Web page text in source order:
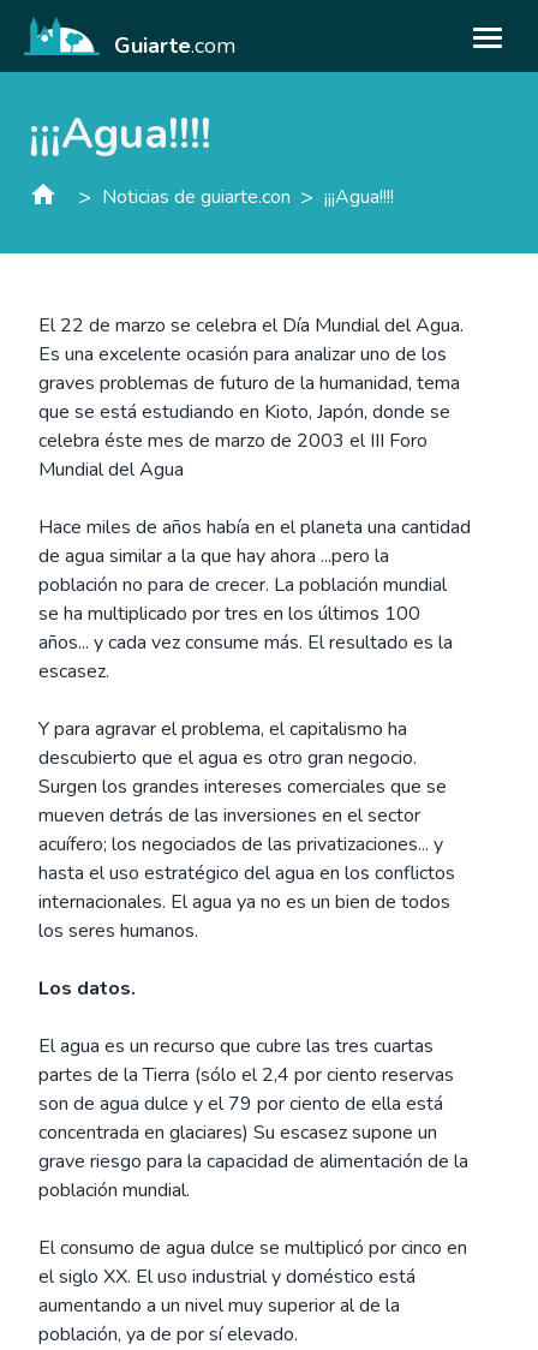
Guiarte.com
¡¡¡Agua!!!!
> Noticias de guiarte.con > ¡¡¡Agua!!!!
El 22 de marzo se celebra el Día Mundial del Agua.
Es una excelente ocasión para analizar uno de los
graves problemas de futuro de la humanidad, tema
que se está estudiando en Kioto, Japón, donde se
celebra éste mes de marzo de 2003 el III Foro
Mundial del Agua
Hace miles de años había en el planeta una cantidad
de agua similar a la que hay ahora ...pero la
población no para de crecer. La población mundial
se ha multiplicado por tres en los últimos 100
años... y cada vez consume más. El resultado es la
escasez.
Y para agravar el problema, el capitalismo ha
descubierto que el agua es otro gran negocio.
Surgen los grandes intereses comerciales que se
mueven detrás de las inversiones en el sector
acuífero; los negociados de las privatizaciones... y
hasta el uso estratégico del agua en los conflictos
internacionales. El agua ya no es un bien de todos
los seres humanos.
Los datos.
El agua es un recurso que cubre las tres cuartas
partes de la Tierra (sólo el 2,4 por ciento reservas
son de agua dulce y el 79 por ciento de ella está
concentrada en glaciares) Su escasez supone un
grave riesgo para la capacidad de alimentación de la
población mundial.
El consumo de agua dulce se multiplicó por cinco en
el siglo XX. El uso industrial y doméstico está
aumentando a un nivel muy superior al de la
población, ya de por sí elevado.